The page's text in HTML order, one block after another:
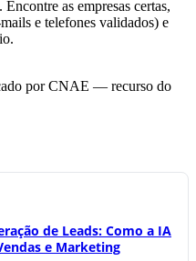
as empresas certas,
e telefones validados) e
de Leads: Como a IA
e Marketing